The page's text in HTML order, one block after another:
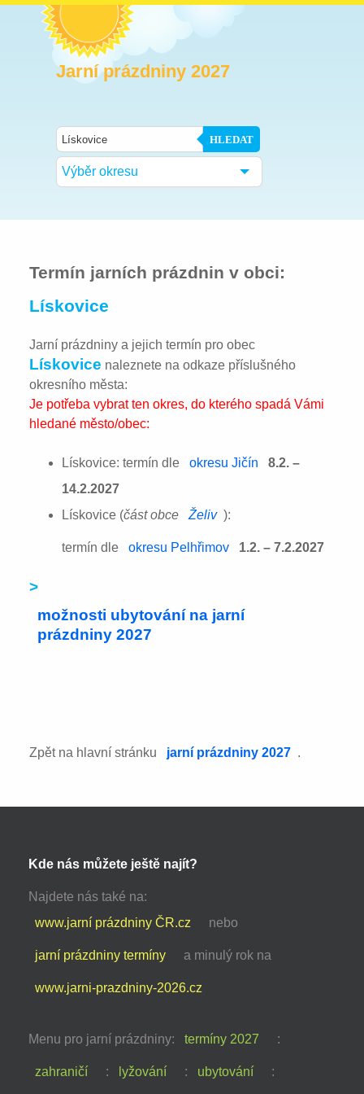
Jarní prázdniny 2027
HLEDAT
Výběr okresu
Termín jarních prázdnin v obci:
Lískovice
Jarní prázdniny a jejich termín pro obec
Lískovice naleznete na odkaze příslušného
okresního města:
Je potřeba vybrat ten okres, do kterého spadá Vámi
hledané město/obec:
Lískovice: termín dle okresu Jičín
8.2. –
14.2.2027
Lískovice (část obce Želiv ):
termín dle okresu Pelhřimov 1.2. – 7.2.2027
>
možnosti ubytování na jarní
prázdniny 2027
Zpět na hlavní stránku jarní prázdniny 2027 .
Kde nás můžete ještě najít?
Najdete nás také na:
www.jarní prázdniny ČR.cz
nebo
jarní prázdniny termíny a minulý rok na
www.jarni-prazdniny-2026.cz
Menu pro jarní prázdniny: termíny 2027 :
zahraničí : lyžování : ubytování :